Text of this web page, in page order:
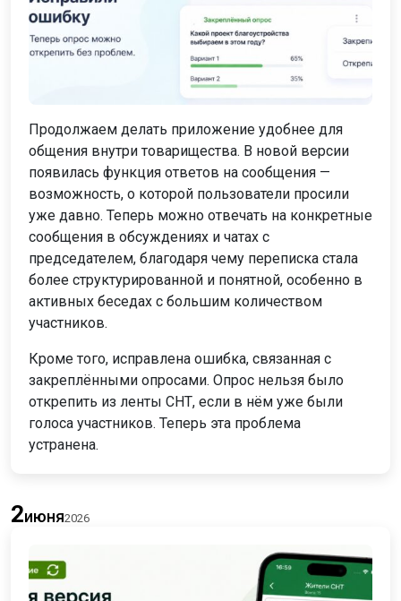
Продолжаем делать приложение удобнее для
общения внутри товарищества. В новой версии
появилась функция ответов на сообщения —
возможность, о которой пользователи просили
уже давно. Теперь можно отвечать на конкретные
сообщения в обсуждениях и чатах с
председателем, благодаря чему переписка стала
более структурированной и понятной, особенно в
активных беседах с большим количеством
участников.
Кроме того, исправлена ошибка, связанная с
закреплёнными опросами. Опрос нельзя было
открепить из ленты СНТ, если в нём уже были
голоса участников. Теперь эта проблема
устранена.
2июня2026